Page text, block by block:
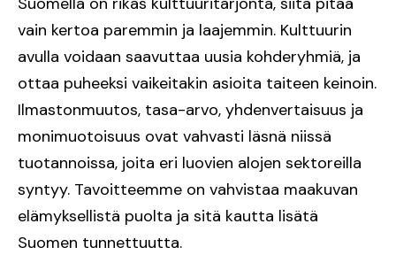
vain kertoa paremmin ja laajemmin. Kulttuurin
avulla voidaan saavuttaa uusia kohderyhmiä, ja
ottaa puheeksi vaikeitakin asioita taiteen keinoin.
Ilmastonmuutos, tasa-arvo, yhdenvertaisuus ja
monimuotoisuus ovat vahvasti läsnä niissä
tuotannoissa, joita eri luovien alojen sektoreilla
syntyy. Tavoitteemme on vahvistaa maakuvan
elämyksellistä puolta ja sitä kautta lisätä
Suomen tunnettuutta.